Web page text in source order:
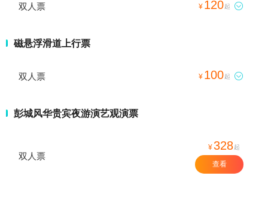
双人票 ¥ 120起 
磁悬浮滑道上行票
双人票 ¥ 100起 
彭城风华贵宾夜游演艺观演票
双人票
¥328起
查看